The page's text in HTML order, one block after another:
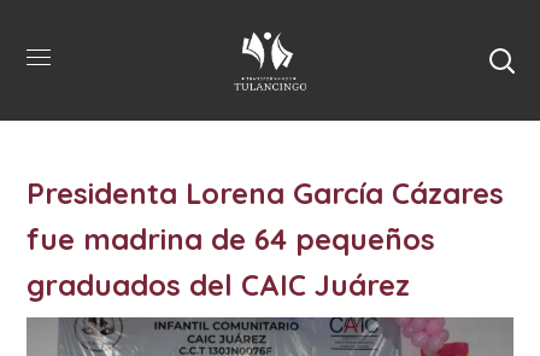
Presidenta Lorena García Cázares
fue madrina de 64 pequeños
graduados del CAIC Juárez